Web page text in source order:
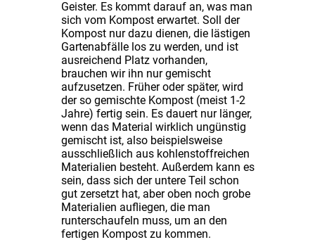
Geister. Es kommt darauf an, was man
sich vom Kompost erwartet. Soll der
Kompost nur dazu dienen, die lästigen
Gartenabfälle los zu werden, und ist
ausreichend Platz vorhanden,
brauchen wir ihn nur gemischt
aufzusetzen. Früher oder später, wird
der so gemischte Kompost (meist 1-2
Jahre) fertig sein. Es dauert nur länger,
wenn das Material wirklich ungünstig
gemischt ist, also beispielsweise
ausschließlich aus kohlenstoffreichen
Materialien besteht. Außerdem kann es
sein, dass sich der untere Teil schon
gut zersetzt hat, aber oben noch grobe
Materialien aufliegen, die man
runterschaufeln muss, um an den
fertigen Kompost zu kommen.